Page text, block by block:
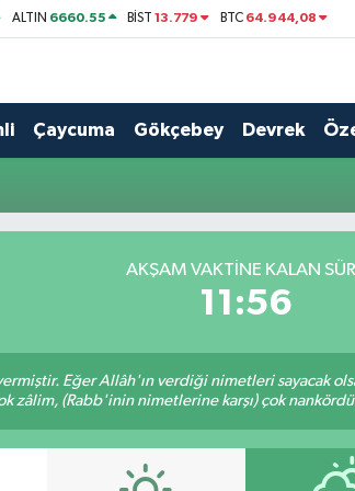
ALTIN 6660.55 BİST13.779 BTC 64.944,08
Çaycuma Gökçebey Devrek
AKŞAM VAKTINE KALAN
11:56
Eğer Allâh'ın verdiği nimetleri sayacak
zâlim, (Rabb'inin nimetlerine karşı) çok